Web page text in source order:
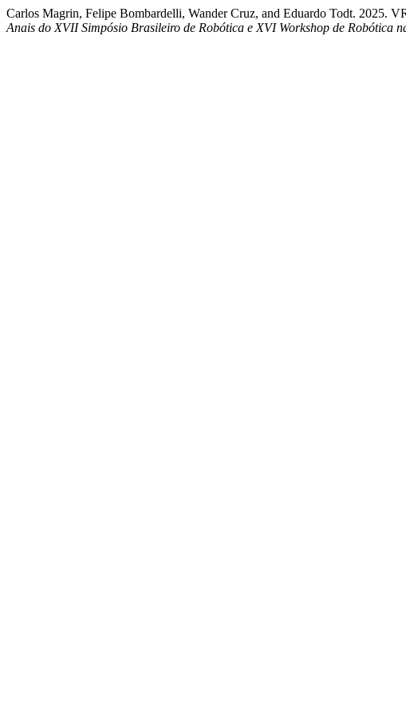
Carlos Magrin, Felipe Bombardelli, Wander Cruz, and Eduardo Todt. 2025.
Anais do XVII Simpósio Brasileiro de Robótica e XVI Workshop de Robótica